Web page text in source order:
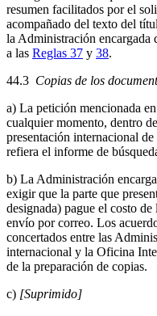
resumen facilitados por el
acompañado del texto del
la Administración encargada
a las Reglas 37 y 38.
44.3 Copias de los
a) La petición mencionada
cualquier momento, dentro
presentación internacional
refiera el informe de
b) La Administración
exigir que la parte que
designada) pague el costo
envío por correo. Los
concertados entre las
internacional y la Oficina
de la preparación de copias.
c) [Suprimido]